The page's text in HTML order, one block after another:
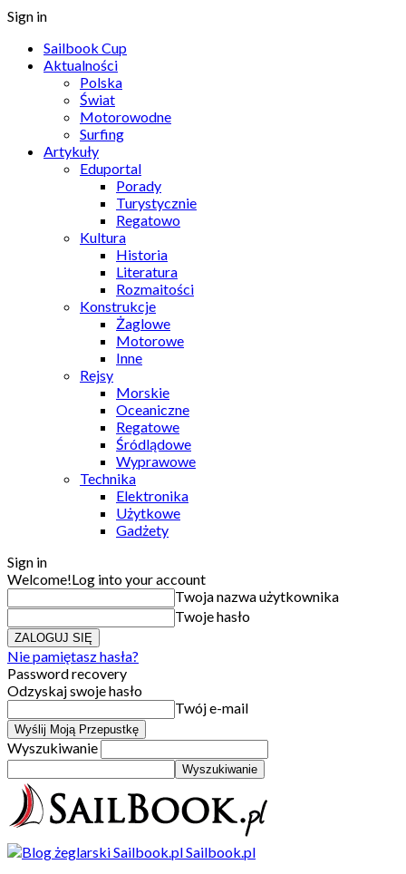
Sign in
Sailbook Cup
Aktualności
Polska
Świat
Motorowodne
Surfing
Artykuły
Eduportal
Porady
Turystycznie
Regatowo
Kultura
Historia
Literatura
Rozmaitości
Konstrukcje
Żaglowe
Motorowe
Inne
Rejsy
Morskie
Oceaniczne
Regatowe
Śródlądowe
Wyprawowe
Technika
Elektronika
Użytkowe
Gadżety
Sign in
Welcome!Log into your account
Twoja nazwa użytkownika
Twoje hasło
Nie pamiętasz hasła?
Password recovery
Odzyskaj swoje hasło
Twój e-mail
Wyszukiwanie
Sailbook.pl